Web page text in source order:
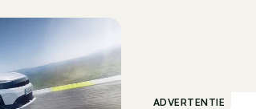
ADVERTENTIE